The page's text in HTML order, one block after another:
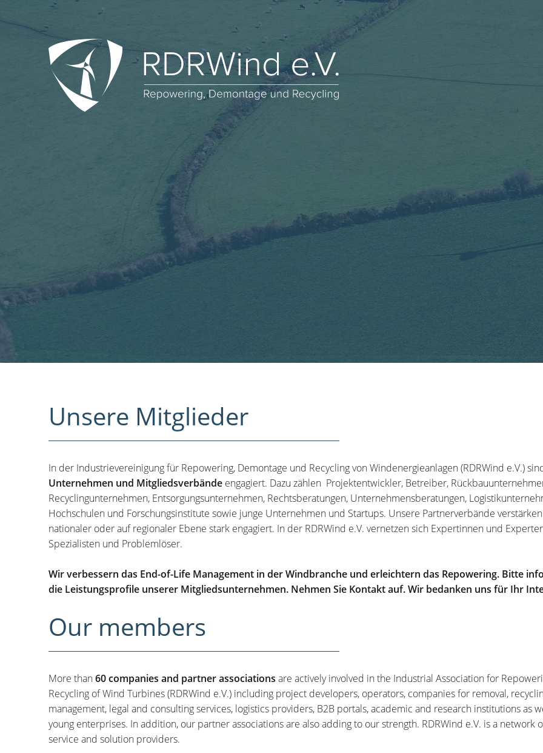
Unsere Mitglieder
In der Industrievereinigung für Repowering, Demontage und Recycling von Windenergieanlagen (RDRWind e.V.)
Unternehmen und Mitgliedsverbände engagiert. Dazu zählen Projektentwickler, Betreiber,
Recyclingunternehmen, Entsorgungsunternehmen, Rechtsberatungen, Unternehmensberatungen,
Hochschulen und Forschungsinstitute sowie junge Unternehmen und Startups. Unsere Partnerverbände
nationaler oder auf regionaler Ebene stark engagiert. In der RDRWind e.V. vernetzen sich Expertinnen und
Spezialisten und Problemlöser.
Wir verbessern das End-of-Life Management in der Windbranche und erleichtern das Repowering. Bitte
die Leistungsprofile unserer Mitgliedsunternehmen. Nehmen Sie Kontakt auf. Wir bedanken uns für Ihr
Our members
More than60 companies and partner associations are actively involved in the Industrial Association for
Recycling of Wind Turbines (RDRWind e.V.) including project developers, operators, companies for removal,
management, legal and consulting services, logistics providers, B2B portals, academic and research institutions as
young enterprises. In addition, our partner associations are also adding to our strength. RDRWind e.V. is a network
service and solution providers.